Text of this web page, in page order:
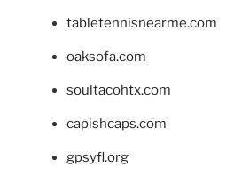
tabletennisnearme.com
oaksofa.com
soultacohtx.com
capishcaps.com
gpsyfl.org